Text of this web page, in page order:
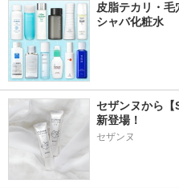
皮脂テカリ・
シャバ化粧水
セザンヌから【
新登場！
セザンヌ